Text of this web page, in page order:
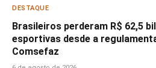
DESTAQUE
Brasileiros perderam R$ 62,5
esportivas desde a
Comsefaz